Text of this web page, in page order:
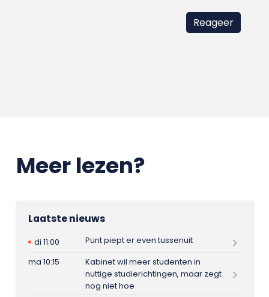
Meer lezen?
Laatste nieuws
di 11:00
Punt piept er even tussenuit
ma 10:15
Kabinet wil meer studenten in
nuttige studierichtingen, maar zegt
nog niet hoe